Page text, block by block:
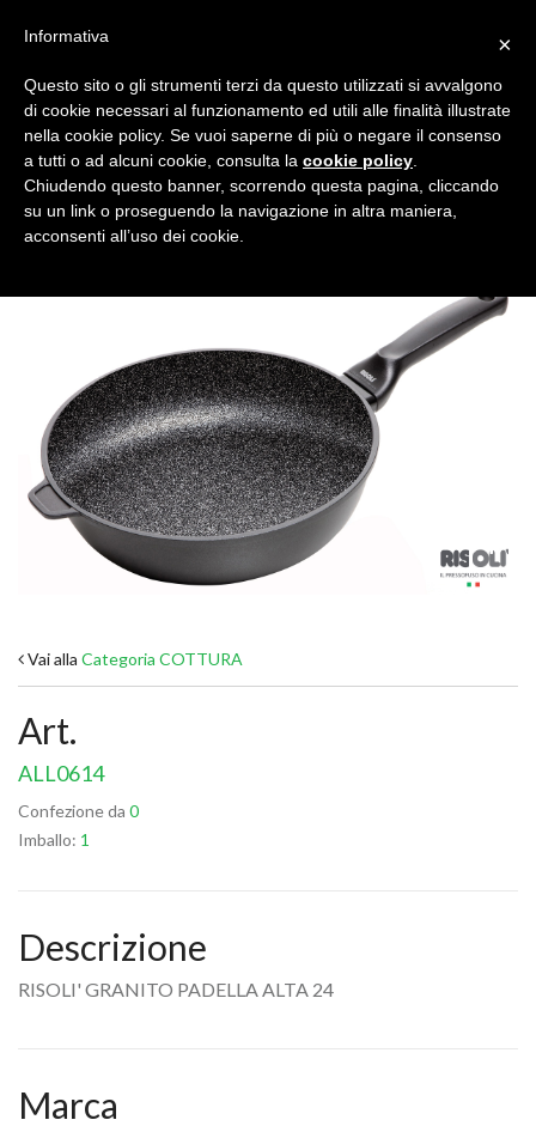
Tutte le categorie Cerca
Vai alla Categoria COTTURA
Art.
ALL0614
Confezione da 0
Imballo: 1
Descrizione
RISOLI' GRANITO PADELLA ALTA 24
Marca
×
Informativa
Questo sito o gli strumenti terzi da questo utilizzati si avvalgono
di cookie necessari al funzionamento ed utili alle finalità illustrate
nella cookie policy. Se vuoi saperne di più o negare il consenso
a tutti o ad alcuni cookie, consulta la cookie policy
Chiudendo questo banner, scorrendo questa pagina, cliccando
su un link o proseguendo la navigazione in altra maniera,
acconsenti all’uso dei cookie.